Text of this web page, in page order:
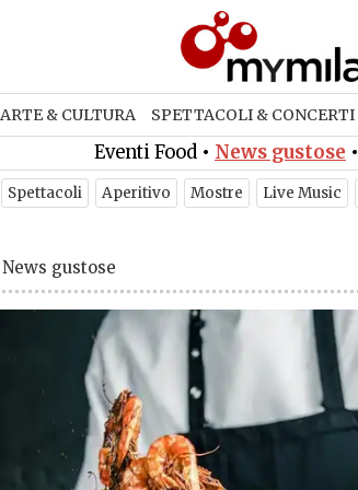
ARTE & CULTURA SPETTACOLI & CONCERTI
Eventi Food • News gustose •
Spettacoli Aperitivo Mostre Live Music
News gustose